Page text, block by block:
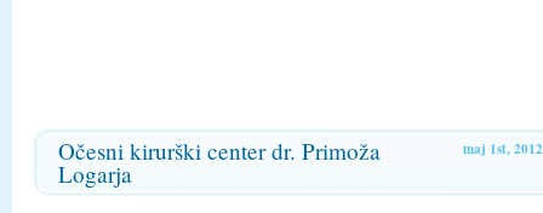
maj 1st, 2012
Očesni kirurški center dr. Primoža
Logarja